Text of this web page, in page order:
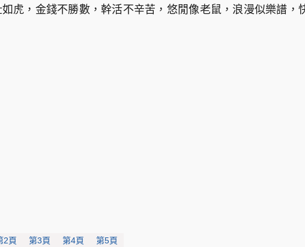
虎，金錢不勝數，幹活不辛苦，悠閒像老鼠，浪漫似樂譜，
2頁 第3頁 第4頁 第5頁